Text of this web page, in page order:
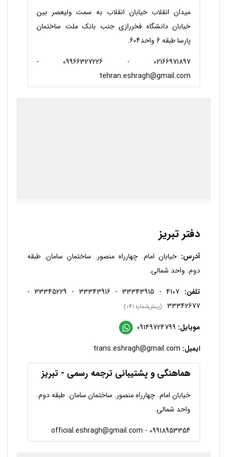
میدان انقلاب خیابان انقلاب به سمت ولیعصر بین
خیابان دانشگاه فخررازی جنب بانک ملت ساختمان
پارسا طبقه 6 واحد604.
02166971897 - 09966327226 -
tehran.eshragh@gmail.com
دفتر تبریز
آدرس: خیابان امام. چهارراه منصور. ساختمان سامان. طبقه
دوم. واحد شمالی.
تلفن:
4107 - 33343915 - 33343916 - 33345229 -
33342677
(پیش‌شماره 041)
موبایل:
ایمیل:
هماهنگی و پشتیبانی ترجمه رسمی - تبریز
خیابان امام. چهارراه منصور. ساختمان سامان. طبقه دوم.
واحد شمالی.
09918953354 - official.eshragh@gmail.com